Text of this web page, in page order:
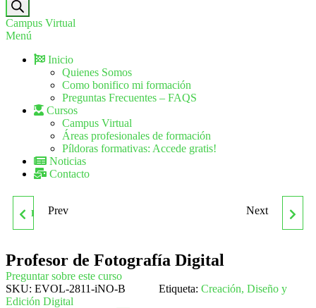
Campus Virtual
Menú
Inicio
Quienes Somos
Como bonifico mi formación
Preguntas Frecuentes – FAQS
Cursos
Campus Virtual
Áreas profesionales de formación
Píldoras formativas: Accede gratis!
Noticias
Contacto
PROFESOR DE FITNESS Y
DIRIGIDAS CON MÚSICA
Prev Next
Profesor de Fotografía Digital
Preguntar sobre este curso
SKU: EVOL-2811-iNO-B Etiqueta: Creación, Diseño y
Edición Digital